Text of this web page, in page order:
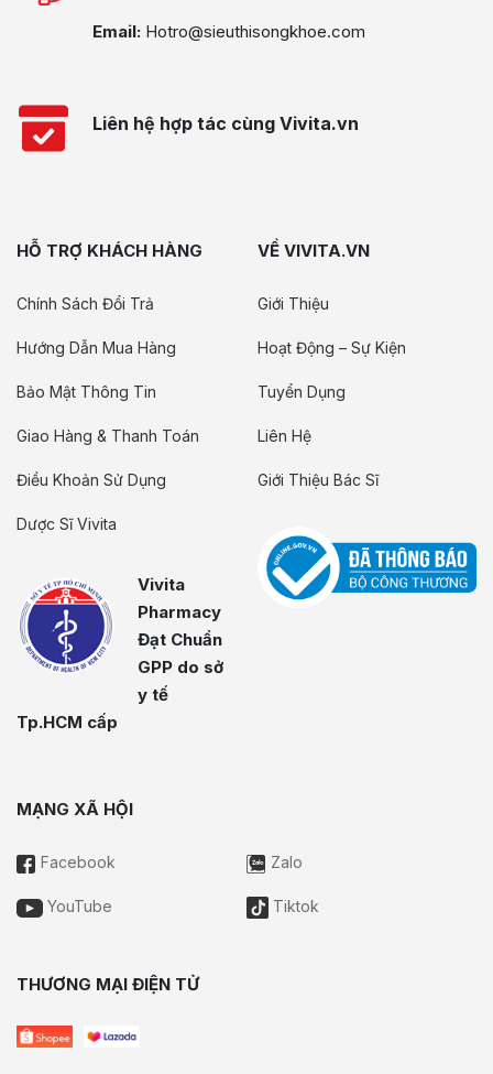
Email: Hotro@sieuthisongkhoe.com
Liên hệ hợp tác cùng Vivita.vn
HỖ TRỢ KHÁCH HÀNG
Chính Sách Đổi Trả
Hướng Dẫn Mua Hàng
Bảo Mật Thông Tin
Giao Hàng & Thanh Toán
Điều Khoản Sử Dụng
Dược Sĩ Vivita
Vivita
Pharmacy
Đạt Chuẩn
GPP do sở
y tế
Tp.HCM cấp
VỀ VIVITA.VN
Giới Thiệu
Hoạt Động – Sự Kiện
Tuyển Dụng
Liên Hệ
Giới Thiệu Bác Sĩ
MẠNG XÃ HỘI
Facebook Zalo
YouTube Tiktok
THƯƠNG MẠI ĐIỆN TỬ